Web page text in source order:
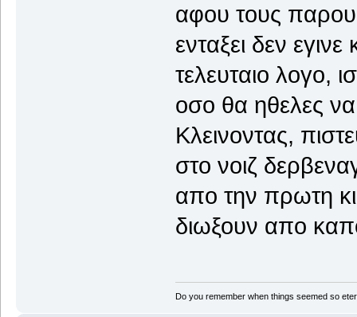
αφου τους
ενταξει δεν
τελευταιο λογο,
οσο θα ηθελες να
Κλεινοντας,
στο νοιζ
απο την πρωτη
διωξουν απο
Do you remember when things seemed so